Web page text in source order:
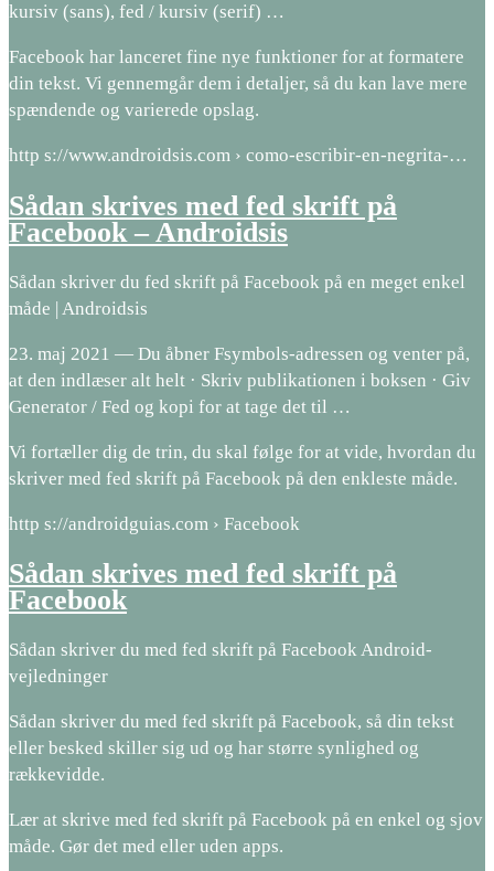
kursiv (sans), fed / kursiv (serif) …
Facebook har lanceret fine nye funktioner for at formatere
din tekst. Vi gennemgår dem i detaljer, så du kan lave mere
spændende og varierede opslag.
http s://www.androidsis.com › como-escribir-en-negrita-…
Sådan skrives med fed skrift på
Facebook – Androidsis
Sådan skriver du fed skrift på Facebook på en meget enkel
måde | Androidsis
23. maj 2021 — Du åbner Fsymbols-adressen og venter på,
at den indlæser alt helt · Skriv publikationen i boksen · Giv
Generator / Fed og kopi for at tage det til …
Vi fortæller dig de trin, du skal følge for at vide, hvordan du
skriver med fed skrift på Facebook på den enkleste måde.
http s://androidguias.com › Facebook
Sådan skrives med fed skrift på
Facebook
Sådan skriver du med fed skrift på Facebook Android-
vejledninger
Sådan skriver du med fed skrift på Facebook, så din tekst
eller besked skiller sig ud og har større synlighed og
rækkevidde.
Lær at skrive med fed skrift på Facebook på en enkel og sjov
måde. Gør det med eller uden apps.